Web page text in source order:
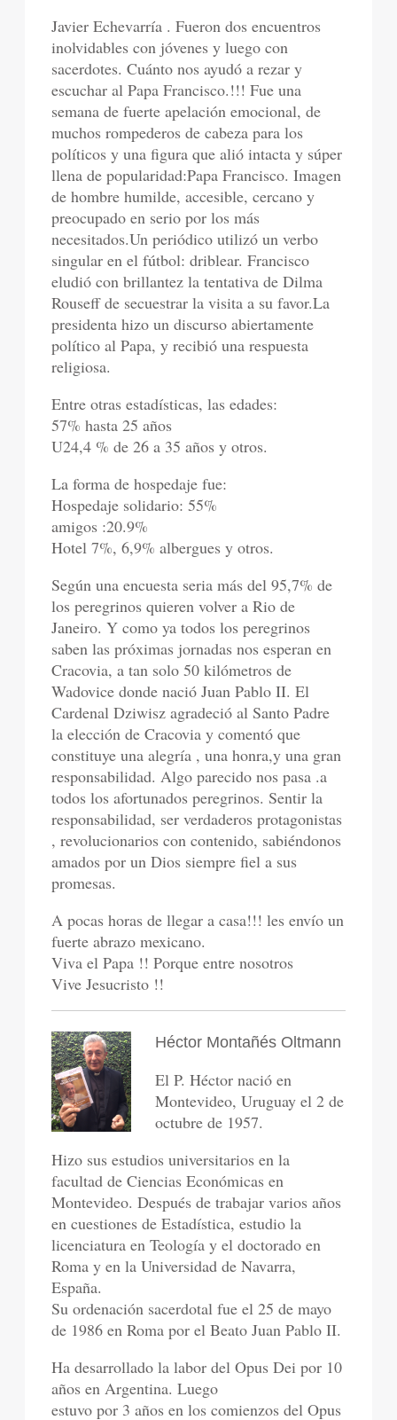
Javier Echevarría . Fueron dos encuentros
inolvidables con jóvenes y luego con
sacerdotes. Cuánto nos ayudó a rezar y
escuchar al Papa Francisco.!!! Fue una
semana de fuerte apelación emocional, de
muchos rompederos de cabeza para los
políticos y una figura que alió intacta y súper
llena de popularidad:Papa Francisco. Imagen
de hombre humilde, accesible, cercano y
preocupado en serio por los más
necesitados.Un periódico utilizó un verbo
singular en el fútbol: driblear. Francisco
eludió con brillantez la tentativa de Dilma
Rouseff de secuestrar la visita a su favor.La
presidenta hizo un discurso abiertamente
político al Papa, y recibió una respuesta
religiosa.
Entre otras estadísticas, las edades:
57% hasta 25 años
U24,4 % de 26 a 35 años y otros.
La forma de hospedaje fue:
Hospedaje solidario: 55%
amigos :20.9%
Hotel 7%, 6,9% albergues y otros.
Según una encuesta seria más del 95,7% de
los peregrinos quieren volver a Rio de
Janeiro. Y como ya todos los peregrinos
saben las próximas jornadas nos esperan en
Cracovia, a tan solo 50 kilómetros de
Wadovice donde nació Juan Pablo II. El
Cardenal Dziwisz agradeció al Santo Padre
la elección de Cracovia y comentó que
constituye una alegría , una honra,y una gran
responsabilidad. Algo parecido nos pasa .a
todos los afortunados peregrinos. Sentir la
responsabilidad, ser verdaderos protagonistas
, revolucionarios con contenido, sabiéndonos
amados por un Dios siempre fiel a sus
promesas.
A pocas horas de llegar a casa!!! les envío un
fuerte abrazo mexicano.
Viva el Papa !! Porque entre nosotros
Vive Jesucristo !!
Héctor Montañés Oltmann
El P. Héctor nació en
Montevideo, Uruguay el 2 de
octubre de 1957.
Hizo sus estudios universitarios en la
facultad de Ciencias Económicas en
Montevideo. Después de trabajar varios años
en cuestiones de Estadística, estudio la
licenciatura en Teología y el doctorado en
Roma y en la Universidad de Navarra,
España.
Su ordenación sacerdotal fue el 25 de mayo
de 1986 en Roma por el Beato Juan Pablo II.
Ha desarrollado la labor del Opus Dei por 10
años en Argentina. Luego
estuvo por 3 años en los comienzos del Opus